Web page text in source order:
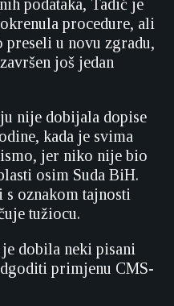
podataka, Tadić je
procedure, ali
preseli u novu zgradu,
još jedan
nije dobijala dopise
kada je svima
jer niko nije bio
osim Suda BiH.
s oznakom tajnosti
tužiocu.
dobila neki pisani
primjenu CMS-